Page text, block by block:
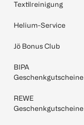
Textilreinigung
Helium-Service
Jö Bonus Club
BIPA
Geschenkgutscheine
REWE
Geschenkgutscheine